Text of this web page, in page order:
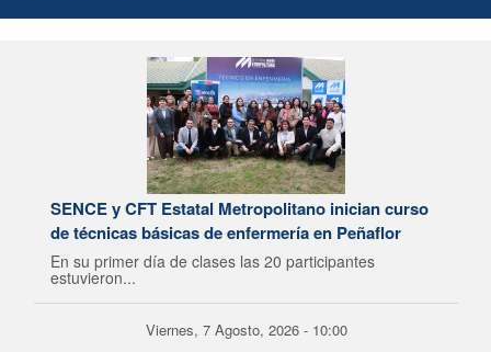
SENCE y CFT Estatal Metropolitano inician curso
de técnicas básicas de enfermería en Peñaflor
En su primer día de clases las 20 participantes
estuvieron...
Viernes, 7 Agosto, 2026 - 10:00